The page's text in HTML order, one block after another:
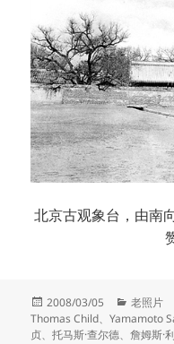
北京古观象台，由南
发
布
于
2008/03/05
分
类
老照片
Thomas Child、Yamamoto
贞、托马斯·查尔德、詹姆斯·